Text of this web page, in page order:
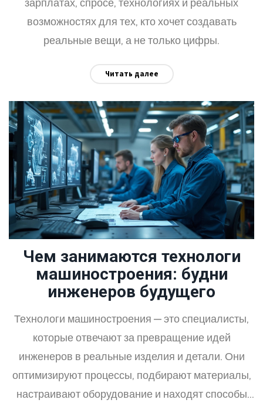
зарплатах, спросе, технологиях и реальных
возможностях для тех, кто хочет создавать
реальные вещи, а не только цифры.
Читать далее
Чем занимаются технологи
машиностроения: будни
инженеров будущего
Технологи машиностроения — это специалисты,
которые отвечают за превращение идей
инженеров в реальные изделия и детали. Они
оптимизируют процессы, подбирают материалы,
настраивают оборудование и находят способы